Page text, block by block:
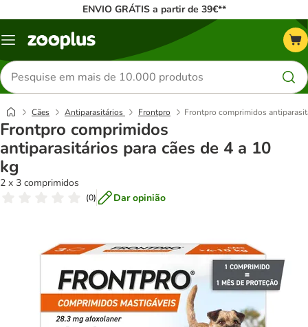
ENVIO GRÁTIS a partir de 39€**
Menu
Pesquisar
produtos
Cães Antiparasitários Frontpro Frontpro comprimidos
Frontpro comprimidos
antiparasitários para cães de 4 a 10
kg
2 x 3 comprimidos
(0) Dar opinião